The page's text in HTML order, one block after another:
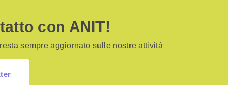
con ANIT!
sempre aggiornato sulle nostre attività